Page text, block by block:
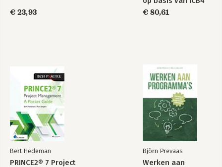
€ 23,93
€ 80,61
Bert Hedeman
PRINCE2® 7 Project
Björn Prevaas
Werken aan